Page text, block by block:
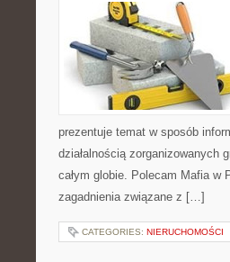
prezentuje temat w sposób
działalnością zorganizowanych
całym globie. Polecam Mafia w
zagadnienia związane z […]
CATEGORIES: NIERUCHOMOŚCI